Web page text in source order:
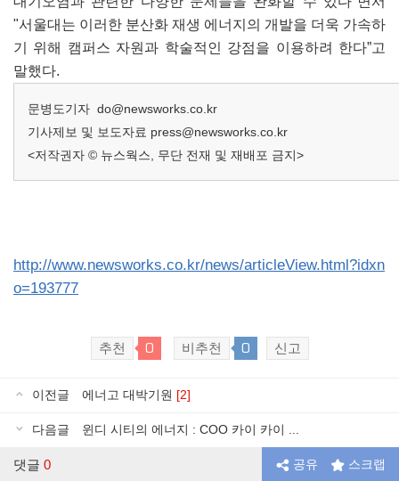
"서울대는 이러한 분산화 재생 에너지의 개발을 더욱 가속하
기 위해 캠퍼스 자원과 학술적인 강점을 이용하려 한다”고
말했다.
문병도기자 do@newsworks.co.kr
기사제보 및 보도자료 press@newsworks.co.kr
<저작권자 © 뉴스웍스, 무단 전재 및 재배포 금지>
http://www.newsworks.co.kr/news/articleView.html?idxn
o=193777
추천 0 비추천 0 신고
이전글 에너고 대박기원 [2]
다음글 윈디 시티의 에너지 : COO 카이 카이 ...
댓글 0 공유 스크랩